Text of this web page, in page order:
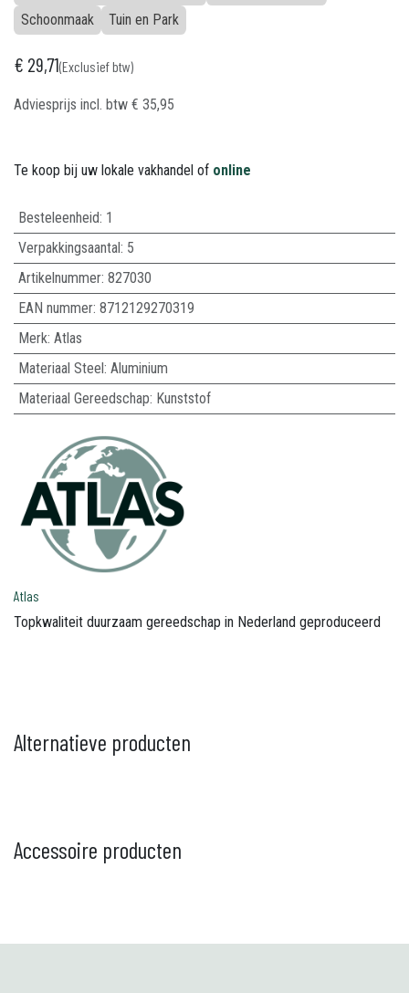
Schoonmaak
Tuin en Park
€ 29,71(Exclusief btw)
Adviesprijs incl. btw € 35,95
Te koop bij uw lokale vakhandel of online
Besteleenheid: 1
Verpakkingsaantal: 5
Artikelnummer: 827030
EAN nummer: 8712129270319
Merk: Atlas
Materiaal Steel: Aluminium
Materiaal Gereedschap: Kunststof
Atlas
Topkwaliteit duurzaam gereedschap in Nederland geproduceerd
Alternatieve producten
Accessoire producten